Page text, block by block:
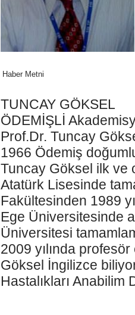
Haber Metni
TUNCAY GÖKSEL
ÖDEMİŞLİ
Prof.Dr. Tuncay
1966 Ödemiş
Tuncay Göksel ilk ve
Atatürk Lisesinde
Fakültesinden 1989
Ege Üniversitesinde
Üniversitesi
2009 yılında
Göksel İngilizce
Hastalıkları Anabilim